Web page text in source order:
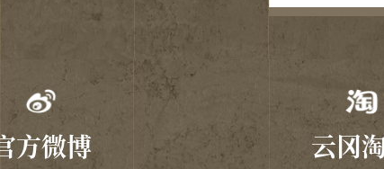
1955年宿白先生（前排左
方微博 云冈